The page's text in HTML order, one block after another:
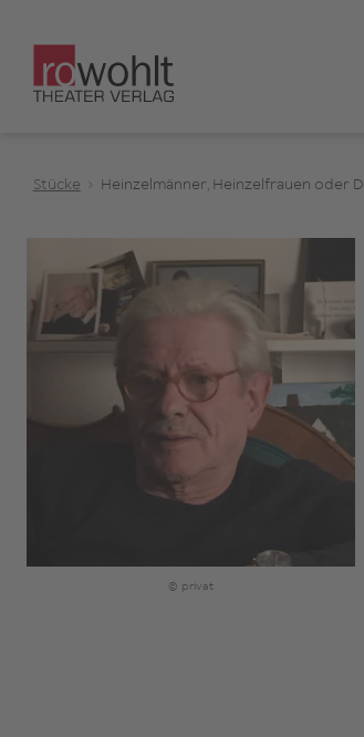
Stücke Heinzelmänner, Heinzelfrauen oder
© privat